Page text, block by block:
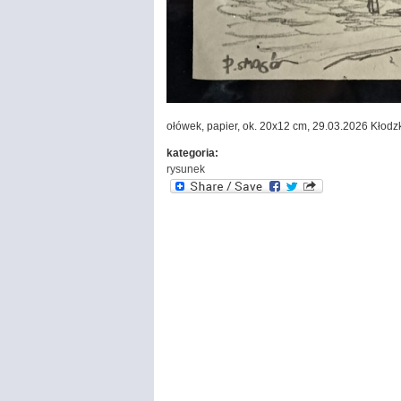
ołówek, papier, ok. 20x12 cm, 29.03.2026
kategoria:
rysunek